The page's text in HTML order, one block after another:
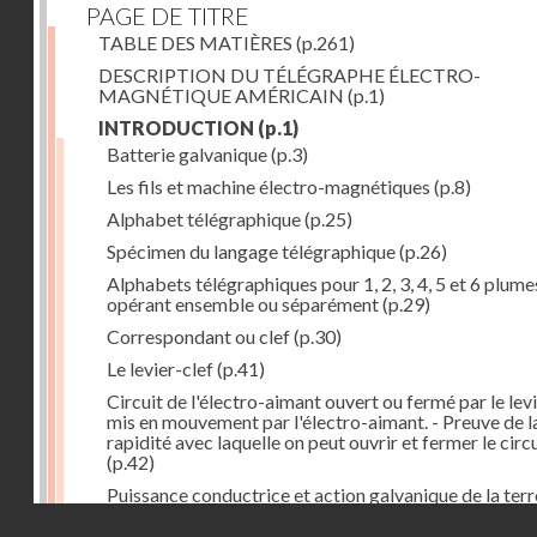
PAGE DE TITRE
TABLE DES MATIÈRES (p.261)
DESCRIPTION DU TÉLÉGRAPHE ÉLECTRO-
MAGNÉTIQUE AMÉRICAIN (p.1)
INTRODUCTION (p.1)
Batterie galvanique(p.3)
Les fils et machine électro-magnétiques (p.8)
Alphabet télégraphique(p.25)
Spécimen du langage télégraphique(p.26)
Alphabets télégraphiques pour 1, 2, 3, 4, 5 et 6
opérant ensemble ou séparément(p.29)
Correspondant ou clef(p.30)
Le levier-clef(p.41)
Circuit de l'électro-aimant ouvert ou fermé par le
mis en mouvement par l'électro-aimant. - Preuve de
rapidité avec laquelle on peut ouvrir et fermer le
(p.42)
Puissance conductrice et action galvanique de la